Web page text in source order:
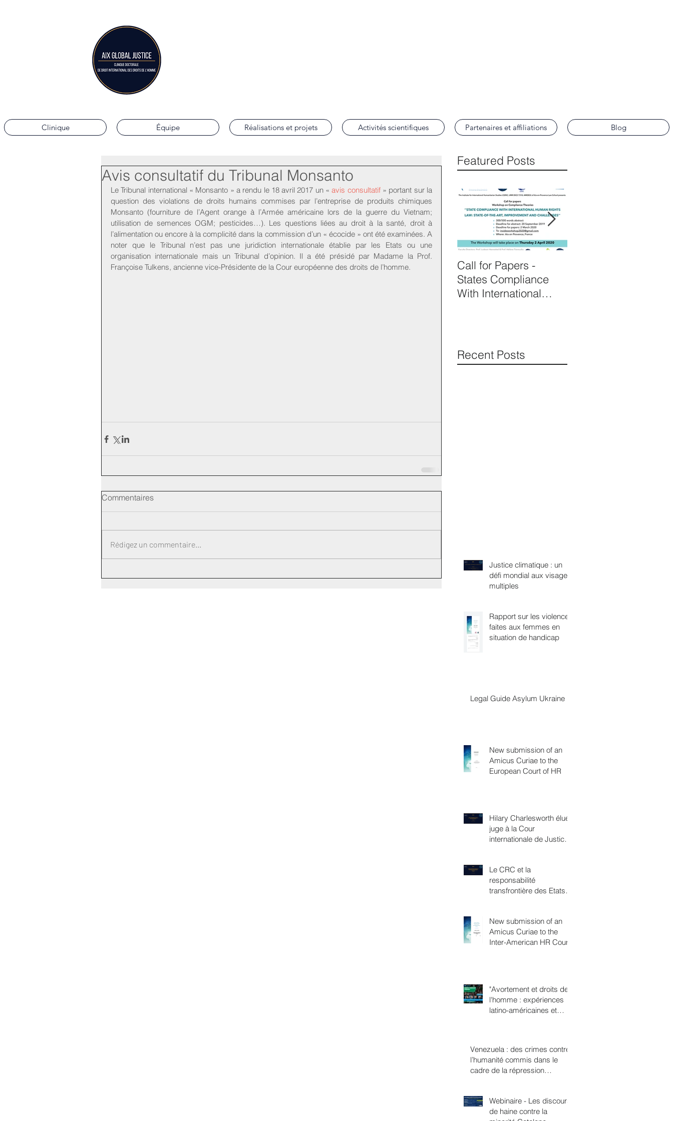
Clinique Équipe Réalisations et projets Activités scientifiques Partenaires et affiliations Blog
Avis consultatif du Tribunal Monsanto
Le Tribunal international « Monsanto » a rendu le 18 avril 2017 un « avis consultatif » portant sur la
question des violations de droits humains commises par l’entreprise de produits chimiques
Monsanto (fourniture de l’Agent orange à l’Armée américaine lors de la guerre du Vietnam;
utilisation de semences OGM; pesticides…). Les questions liées au droit à la santé, droit à
l’alimentation ou encore à la complicité dans la commission d’un « écocide » ont été examinées. A
noter que le Tribunal n’est pas une juridiction internationale établie par les Etats ou une
organisation internationale mais un Tribunal d’opinion. Il a été présidé par Madame la Prof.
Françoise Tulkens, ancienne vice-Présidente de la Cour européenne des droits de l’homme.
Commentaires
Rédigez un commentaire...
Featured Posts
Call for Papers -
States Compliance
With International
Recent Posts
Justice climatique : un
défi mondial aux visages
multiples
Rapport sur les violences
faites aux femmes en
situation de handicap
Legal Guide Asylum Ukraine
New submission of an
Amicus Curiae to the
European Court of HR
Hilary Charlesworth élue
juge à la Cour
internationale de Justice,
Le CRC et la
responsabilité
transfrontière des Etats
New submission of an
Amicus Curiae to the
Inter-American HR Court
"Avortement et droits de
l'homme : expériences
latino-américaines et
Venezuela : des crimes contre
l’humanité commis dans le
cadre de la répression
Webinaire - Les discours
de haine contre la